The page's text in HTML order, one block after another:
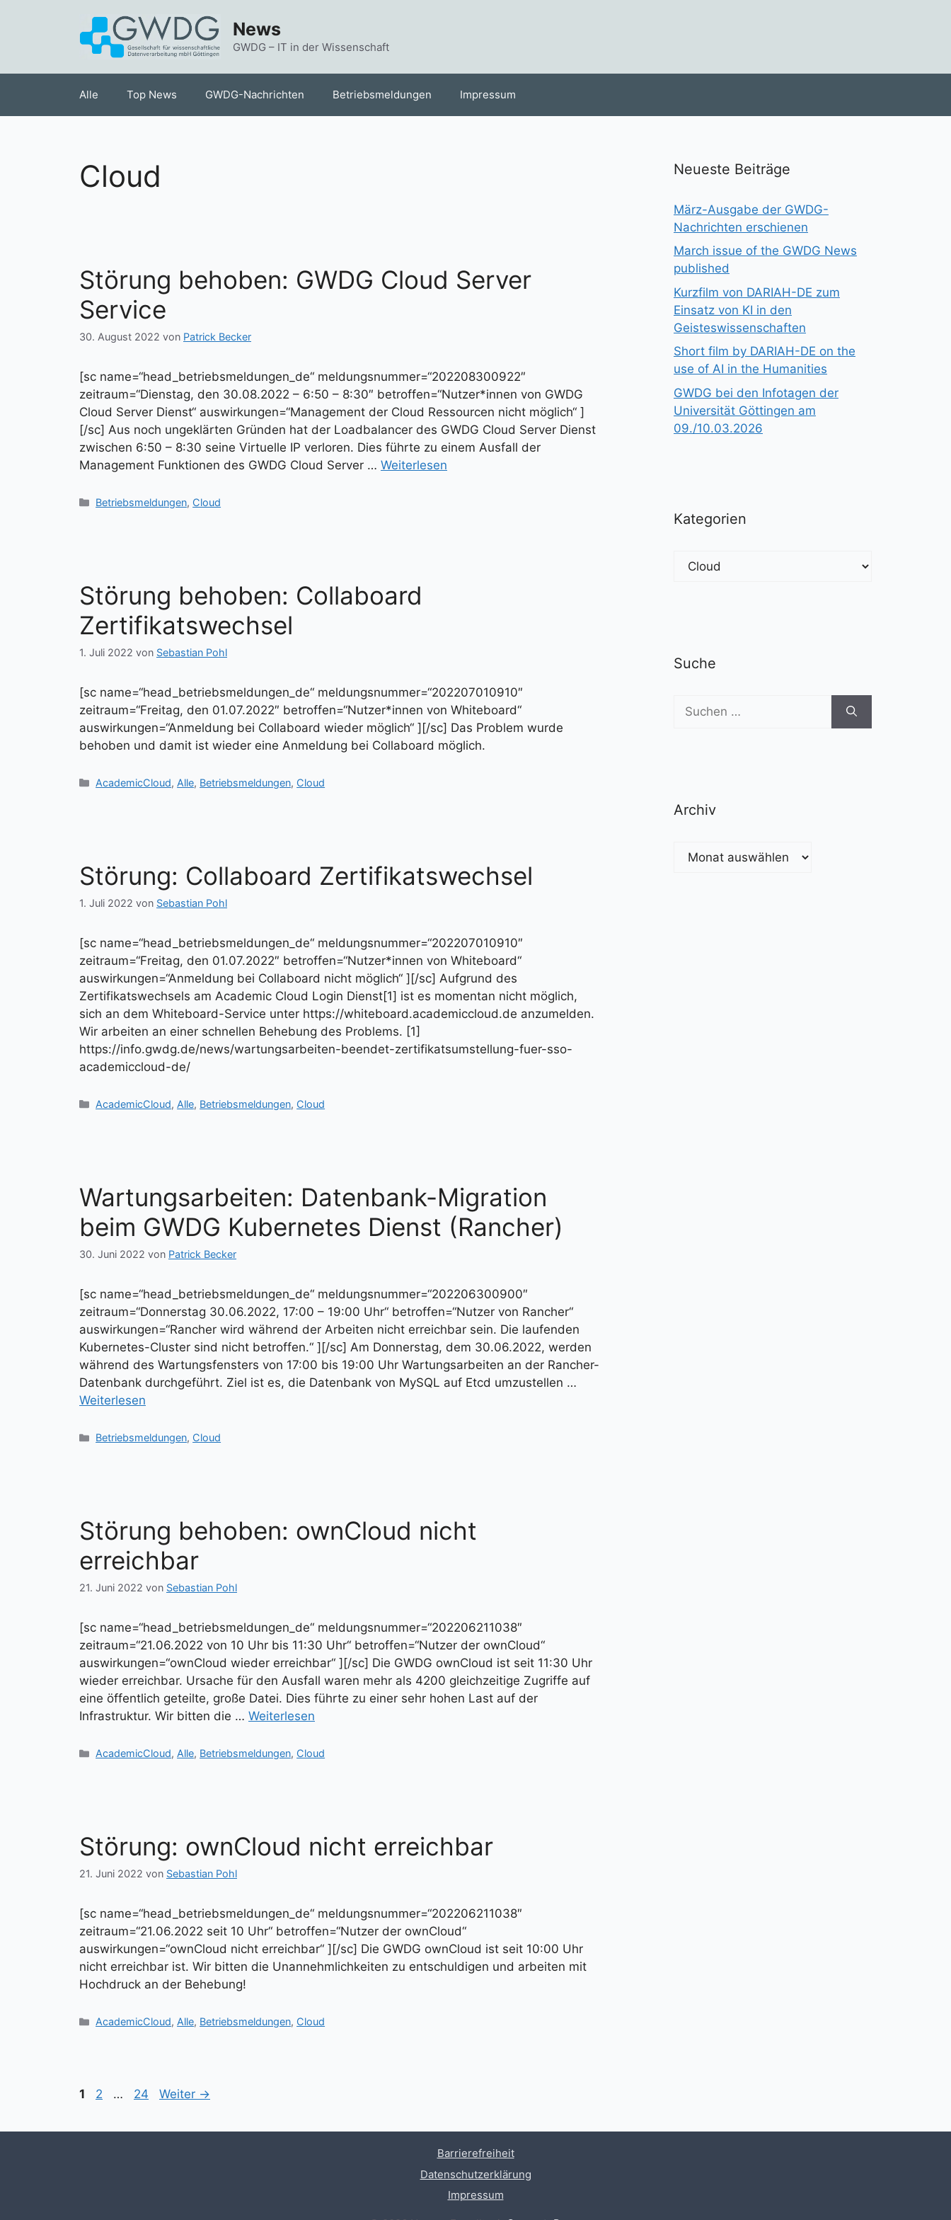
News
GWDG – IT in der Wissenschaft
Alle Top News GWDG-Nachrichten Betriebsmeldungen Impressum
Cloud
Störung behoben: GWDG Cloud Server
Service
30. August 2022 von Patrick Becker
[sc name=“head_betriebsmeldungen_de“ meldungsnummer=“202208300922″
zeitraum=“Dienstag, den 30.08.2022 – 6:50 – 8:30″ betroffen=“Nutzer*innen von GWDG
Cloud Server Dienst“ auswirkungen=“Management der Cloud Ressourcen nicht möglich“ ]
[/sc] Aus noch ungeklärten Gründen hat der Loadbalancer des GWDG Cloud Server Dienst
zwischen 6:50 – 8:30 seine Virtuelle IP verloren. Dies führte zu einem Ausfall der
Management Funktionen des GWDG Cloud Server … Weiterlesen
Kategorien
Betriebsmeldungen, Cloud
Störung behoben: Collaboard
Zertifikatswechsel
1. Juli 2022 von Sebastian Pohl
[sc name=“head_betriebsmeldungen_de“ meldungsnummer=“202207010910″
zeitraum=“Freitag, den 01.07.2022″ betroffen=“Nutzer*innen von Whiteboard“
auswirkungen=“Anmeldung bei Collaboard wieder möglich“ ][/sc] Das Problem wurde
behoben und damit ist wieder eine Anmeldung bei Collaboard möglich.
Kategorien
AcademicCloud, Alle, Betriebsmeldungen, Cloud
Störung: Collaboard Zertifikatswechsel
1. Juli 2022 von Sebastian Pohl
[sc name=“head_betriebsmeldungen_de“ meldungsnummer=“202207010910″
zeitraum=“Freitag, den 01.07.2022″ betroffen=“Nutzer*innen von Whiteboard“
auswirkungen=“Anmeldung bei Collaboard nicht möglich“ ][/sc] Aufgrund des
Zertifikatswechsels am Academic Cloud Login Dienst[1] ist es momentan nicht möglich,
sich an dem Whiteboard-Service unter https://whiteboard.academiccloud.de anzumelden.
Wir arbeiten an einer schnellen Behebung des Problems. [1]
https://info.gwdg.de/news/wartungsarbeiten-beendet-zertifikatsumstellung-fuer-sso-
academiccloud-de/
Kategorien
AcademicCloud, Alle, Betriebsmeldungen, Cloud
Wartungsarbeiten: Datenbank-Migration
beim GWDG Kubernetes Dienst (Rancher)
30. Juni 2022 von Patrick Becker
[sc name=“head_betriebsmeldungen_de“ meldungsnummer=“202206300900″
zeitraum=“Donnerstag 30.06.2022, 17:00 – 19:00 Uhr“ betroffen=“Nutzer von Rancher“
auswirkungen=“Rancher wird während der Arbeiten nicht erreichbar sein. Die laufenden
Kubernetes-Cluster sind nicht betroffen.“ ][/sc] Am Donnerstag, dem 30.06.2022, werden
während des Wartungsfensters von 17:00 bis 19:00 Uhr Wartungsarbeiten an der Rancher-
Datenbank durchgeführt. Ziel ist es, die Datenbank von MySQL auf Etcd umzustellen …
Weiterlesen
Kategorien
Betriebsmeldungen, Cloud
Störung behoben: ownCloud nicht
erreichbar
21. Juni 2022 von Sebastian Pohl
[sc name=“head_betriebsmeldungen_de“ meldungsnummer=“202206211038″
zeitraum=“21.06.2022 von 10 Uhr bis 11:30 Uhr“ betroffen=“Nutzer der ownCloud“
auswirkungen=“ownCloud wieder erreichbar“ ][/sc] Die GWDG ownCloud ist seit 11:30 Uhr
wieder erreichbar. Ursache für den Ausfall waren mehr als 4200 gleichzeitige Zugriffe auf
eine öffentlich geteilte, große Datei. Dies führte zu einer sehr hohen Last auf der
Infrastruktur. Wir bitten die … Weiterlesen
Kategorien
AcademicCloud, Alle, Betriebsmeldungen, Cloud
Störung: ownCloud nicht erreichbar
21. Juni 2022 von Sebastian Pohl
[sc name=“head_betriebsmeldungen_de“ meldungsnummer=“202206211038″
zeitraum=“21.06.2022 seit 10 Uhr“ betroffen=“Nutzer der ownCloud“
auswirkungen=“ownCloud nicht erreichbar“ ][/sc] Die GWDG ownCloud ist seit 10:00 Uhr
nicht erreichbar ist. Wir bitten die Unannehmlichkeiten zu entschuldigen und arbeiten mit
Hochdruck an der Behebung!
Kategorien
AcademicCloud, Alle, Betriebsmeldungen, Cloud
Seite
1 Seite
2 … Seite
24 Weiter →
Neueste Beiträge
März-Ausgabe der GWDG-
Nachrichten erschienen
March issue of the GWDG News
published
Kurzfilm von DARIAH-DE zum
Einsatz von KI in den
Geisteswissenschaften
Short film by DARIAH-DE on the
use of AI in the Humanities
GWDG bei den Infotagen der
Universität Göttingen am
09./10.03.2026
Kategorien
Kategorien
Suche
nach:
Archiv
Archiv
Barrierefreiheit
Datenschutzerklärung
Impressum